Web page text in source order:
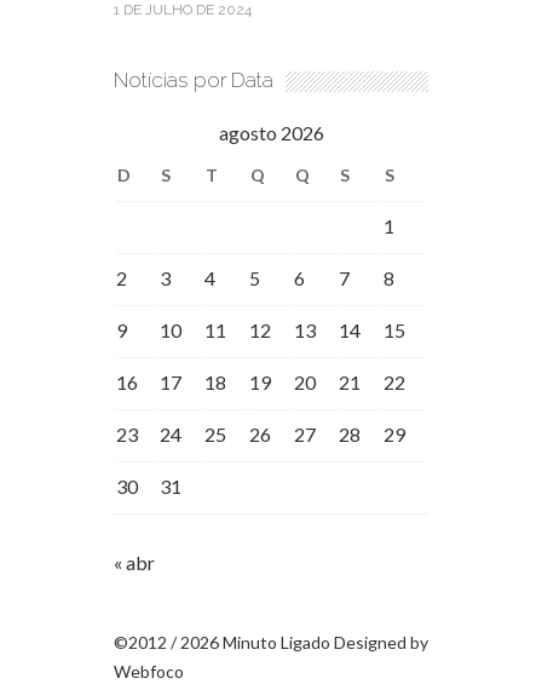
1 DE JULHO DE 2024
Notícias por Data
agosto 2026
D S T Q Q S S
1
2 3 4 5 6 7 8
9 10 11 12 13 14 15
16 17 18 19 20 21 22
23 24 25 26 27 28 29
30 31
« abr
©2012 / 2026 Minuto Ligado Designed by
Webfoco